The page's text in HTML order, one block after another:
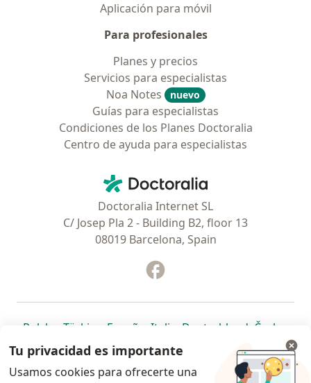
Aplicación para móvil
Para profesionales
Planes y precios
Servicios para especialistas
Noa Notes
nuevo
Guías para especialistas
Condiciones de los Planes Doctoralia
Centro de ayuda para especialistas
Doctoralia - Página de inicio
Doctoralia Internet SL
C/ Josep Pla 2 - Building B2, floor 13
08019 Barcelona, Spain
Polska se abre en una nueva pestaña
Türkiye se abre en una nueva pestaña
España se abre en una nueva pestaña
Italia se abre en una nueva
Deutschlandse abre en
Česko
Portugal
se abre en una nueva pestaña
México se abre en una nueva pestaña
Chile se abre en una nueva pestaña
Brasil se abre en una nueva
se abre en
se
se abre en una nueva
Tu privacidad es importante
Usamos cookies para ofrecerte una